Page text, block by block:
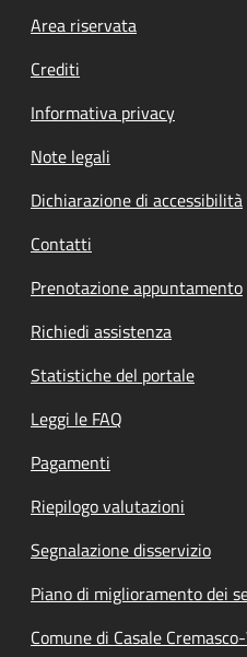
Footer menu
Area riservata
Crediti
Informativa privacy
Note legali
Dichiarazione di accessibilità
Contatti
Prenotazione appuntamento
Richiedi assistenza
Statistiche del portale
Leggi le FAQ
Pagamenti
Riepilogo valutazioni
Segnalazione disservizio
Piano di miglioramento dei
Comune di Casale